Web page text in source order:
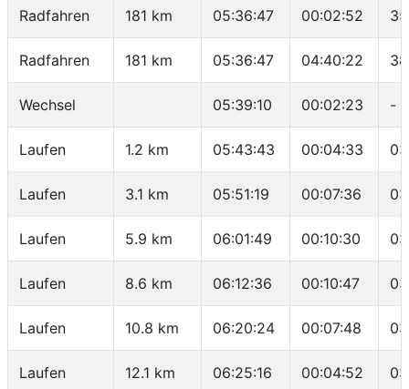
Radfahren 181 km 05:36:47 00:02:52
Radfahren 181 km 05:36:47 04:40:22
Wechsel 05:39:10 00:02:23 -
Laufen 1.2 km 05:43:43 00:04:33
Laufen 3.1 km 05:51:19 00:07:36
Laufen 5.9 km 06:01:49 00:10:30
Laufen 8.6 km 06:12:36 00:10:47
Laufen 10.8 km 06:20:24 00:07:48
Laufen 12.1 km 06:25:16 00:04:52